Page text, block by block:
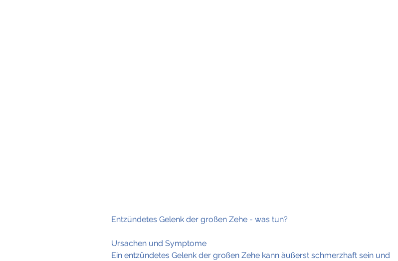
Entzündetes Gelenk der großen Zehe - was tun?
Ursachen und Symptome
Ein entzündetes Gelenk der großen Zehe kann äußerst schmerzhaft sein und